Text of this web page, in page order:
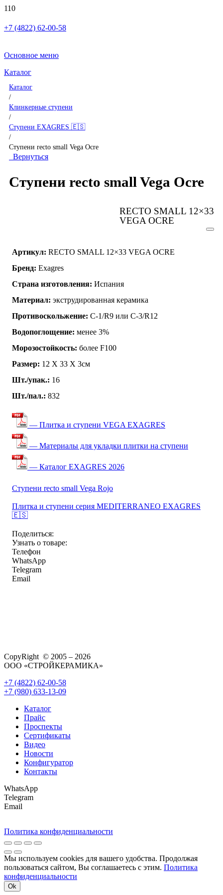
+7 (4822) 62-00-58
Основное меню
Каталог
Каталог
/
Клинкерные ступени
/
Ступени EXAGRES 🇪🇸
/
Ступени recto small Vega Ocre
Вернуться
Ступени recto small Vega Ocre
RECTO SMALL 12×33
VEGA OCRE
Артикул: RECTO SMALL 12×33 VEGA OCRE
Бренд: Exagres
Страна изготовления: Испания
Материал: экструдированная керамика
Противоскольжение: C-1/R9 или C-3/R12
Водопоглощение: менее 3%
Морозостойкость: более F100
Размер: 12 Х 33 X 3см
Шт./упак.: 16
Шт./пал.: 832
— Плитка и ступени VEGA EXAGRES
— Материалы для укладки плитки на ступени
— Каталог EXAGRES 2026
Ступени recto small Vega Rojo
Плитка и ступени серия MEDITERRANEO EXAGRES
🇪🇸
Поделиться:
Узнать о товаре:
Телефон
WhatsApp
Telegram
Email
CopyRight © 2005 – 2026
ООО «СТРОЙКЕРАМИКА»
+7 (4822) 62-00-58
+7 (980) 633-13-09
Каталог
Прайс
Проспекты
Сертификаты
Видео
Новости
Конфигуратор
Контакты
WhatsApp
Telegram
Email
Политика конфиденциальности
Мы используем cookies для вашего удобства. Продолжая
пользоваться сайтом, Вы соглашаетесь с этим. Политика
конфиденциальности
Ok